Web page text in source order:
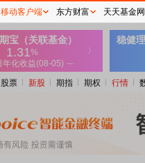
股票 新股 期指 期权 行情
移动客户端 东方财富 天天基金网